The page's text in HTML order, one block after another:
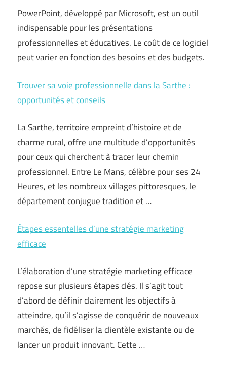
PowerPoint, développé par Microsoft, est un outil
indispensable pour les présentations
professionnelles et éducatives. Le coût de ce logiciel
peut varier en fonction des besoins et des budgets.
Trouver sa voie professionnelle dans la Sarthe :
opportunités et conseils
La Sarthe, territoire empreint d’histoire et de
charme rural, offre une multitude d’opportunités
pour ceux qui cherchent à tracer leur chemin
professionnel. Entre Le Mans, célèbre pour ses 24
Heures, et les nombreux villages pittoresques, le
département conjugue tradition et …
Étapes essentelles d’une stratégie marketing
efficace
L’élaboration d’une stratégie marketing efficace
repose sur plusieurs étapes clés. Il s’agit tout
d’abord de définir clairement les objectifs à
atteindre, qu’il s’agisse de conquérir de nouveaux
marchés, de fidéliser la clientèle existante ou de
lancer un produit innovant. Cette …